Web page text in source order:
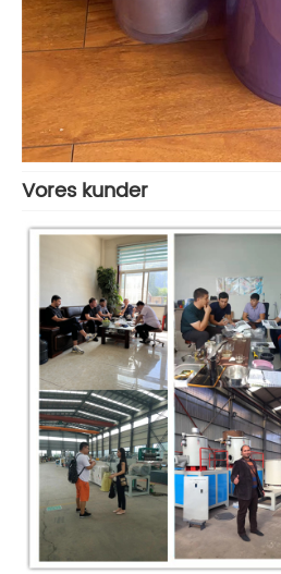
Vores kunder